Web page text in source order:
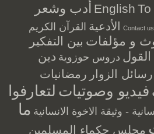
English أدب وشعر
الأدعية القرآن الكريم
و مؤلفات بين التفكير
دروس حوزوية دين
رسائل الزوار رمضانيات
فيديو وصوتيات لتعارفوا
- وثيقة الاخوة الانسانية ما
مجلس حكماء المسلمين